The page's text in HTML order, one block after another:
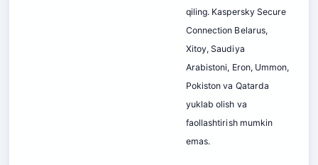
qiling. Kaspersky Secure
Connection Belarus,
Xitoy, Saudiya
Arabistoni, Eron, Ummon,
Pokiston va Qatarda
yuklab olish va
faollashtirish mumkin
emas.